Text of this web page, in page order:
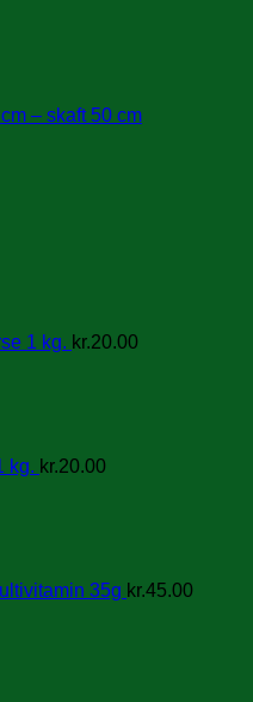
– skaft 50 cm
1 kg. kr.20.00
kg. kr.20.00
35g kr.45.00